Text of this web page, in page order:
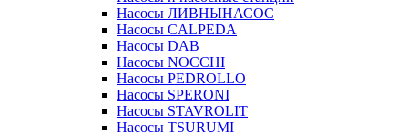
Насосы ЛИВНЫНАСОС
Насосы CALPEDA
Насосы DAB
Насосы NOCCHI
Насосы PEDROLLO
Насосы SPERONI
Насосы STAVROLIT
Насосы TSURUMI